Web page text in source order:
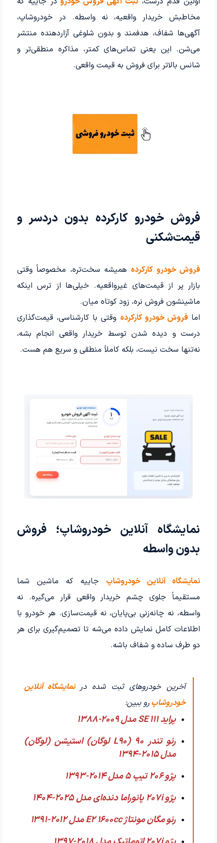
مخاطبش خریدار واقعیه، نه واسطه. در خودروشاپ،
آگهی‌ها شفاف، هدفمند و بدون شلوغی آزاردهنده منتشر
می‌شن. این یعنی تماس‌های کمتر، مذاکره منطقی‌تر و
شانس بالاتر برای فروش به قیمت واقعی.
فروش خودرو کارکرده بدون دردسر و
قیمت‌شکنی
فروش خودرو کارکرده همیشه سخت‌تره، مخصوصاً وقتی
بازار پر از قیمت‌های غیرواقعیه. خیلی‌ها از ترس اینکه
ماشینشون فروش نره، زود کوتاه میان.
اما فروش خودرو کارکرده وقتی با کارشناسی، قیمت‌گذاری
درست و دیده شدن توسط خریدار واقعی انجام بشه،
نه‌تنها سخت نیست، بلکه کاملاً منطقی و سریع هم هست.
نمایشگاه آنلاین خودروشاپ؛ فروش
بدون واسطه
نمایشگاه آنلاین خودروشاپ جاییه که ماشین شما
مستقیماً جلوی چشم خریدار واقعی قرار می‌گیره. نه
واسطه، نه چانه‌زنی بی‌پایان، نه قیمت‌سازی. هر خودرو با
اطلاعات کامل نمایش داده می‌شه تا تصمیم‌گیری برای هر
دو طرف ساده و شفاف باشه.
آخرین خودروهای ثبت شده در نمایشگاه آنلاین
خودروشاپرو ببین:
پراید 111 SE مدل 2009-1388
رنو تندر 90 (L90 لوگان) استیشن (لوگان)
مدل 2015-1394
پژو 206 تیپ ۵ مدل 2014-1393
پژو 207i پانوراما دنده‌ای مدل 2025-1404
رنو مگان مونتاژ E2 1600cc مدل 2012-1391